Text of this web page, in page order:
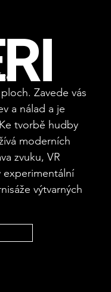
Zavede vás
a nálad a je
tvorbě hudby
moderních
zvuku, VR
experimentální
výtvarných